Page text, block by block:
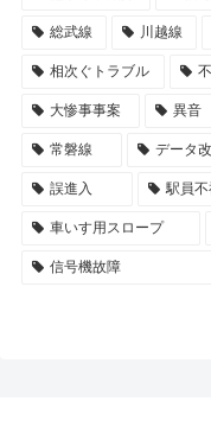
総武線 川越線
相次ぐトラブル
大惨事事案 異音
常磐線 データ
誤進入 駅員
車いす用スロープ
信号機故障